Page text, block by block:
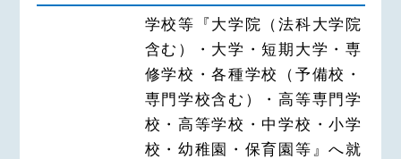
うに当たって、事前に当該債権の評
価・分析を行うため、当金 庫が、
当該債権に関する個人情報を債権譲
渡先に必要な範囲で提供することに
同意いたします。
第４条（条項の不同意）
業務（今後取扱いが認められる業務
2.利用目的
当金庫は、当金庫および当金庫の関
連会社や提携会社の金融商品やｻｰ
ﾋﾞｽに関し、下記利用目的で利用い
学校等『大学院（法科大学院
含む）・大学・短期大学・専
修学校・各種学校（予備校・
専門学校含む）・高等専門学
校・高等学校・中学校・小学
校・幼稚園・保育園等』へ就